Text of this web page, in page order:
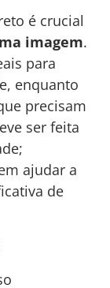
é crucial
imagem.
para
enquanto
precisam
ser feita
ajudar a
de